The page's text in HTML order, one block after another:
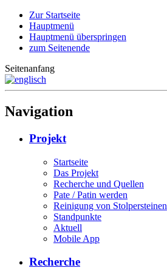
Zur Startseite
Hauptmenü
Hauptmenü überspringen
zum Seitenende
Seitenanfang
Navigation
Projekt
Startseite
Das Projekt
Recherche und Quellen
Pate / Patin werden
Reinigung von Stolpersteinen
Standpunkte
Aktuell
Mobile App
Recherche